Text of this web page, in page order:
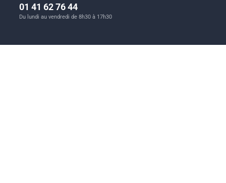
01 41 62 76 44
Du lundi au vendredi de 8h30 à 17h30